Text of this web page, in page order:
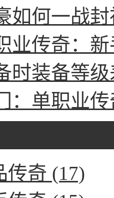
如何一战
业传奇：
时装备等
：单职业
传奇 (17)